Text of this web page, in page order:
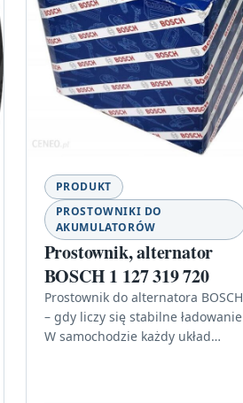
PRODUKT
PROSTOWNIKI DO
AKUMULATORÓW
Prostownik, alternator
BOSCH 1 127 319 720
Prostownik do alternatora BOSCH
– gdy liczy się stabilne ładowanie
W samochodzie każdy układ